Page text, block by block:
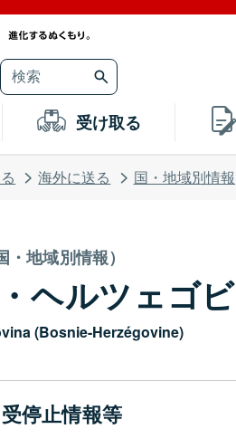
受け取る
海外に送る 国・地域別情
地域別情報）
ヘルツェゴ
(Bosnie-Herzégovine)
停止情報等